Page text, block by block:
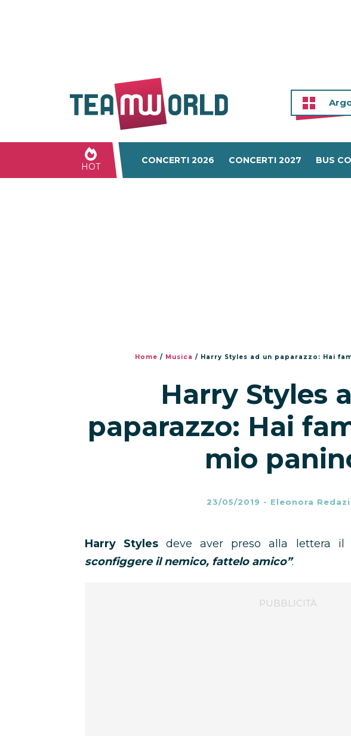
HOT
CONCERTI 2026 CONCERTI 2027 BUS
Home / Musica / Harry Styles ad un paparazzo: Hai
Harry Styles
paparazzo: Hai
mio
23/05/2019 - Eleonora
Harry Styles deve aver preso alla lettera il
sconfiggere il nemico, fattelo amico”.